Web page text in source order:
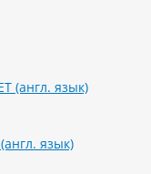
язык)